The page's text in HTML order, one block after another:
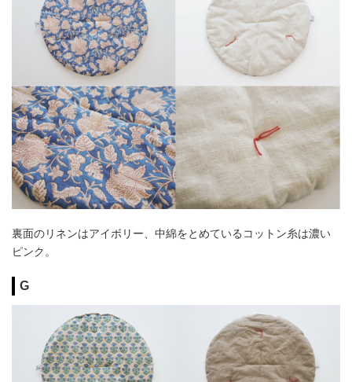
裏面のリネンはアイボリー、中綿をとめているコットン糸は濃い
ピンク。
G